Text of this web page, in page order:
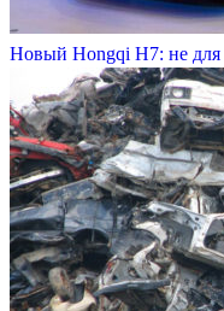
Новый Hongqi H7: не для